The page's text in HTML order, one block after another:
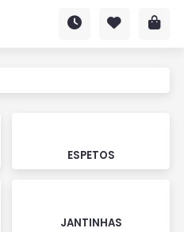
ESPETOS
JANTINHAS